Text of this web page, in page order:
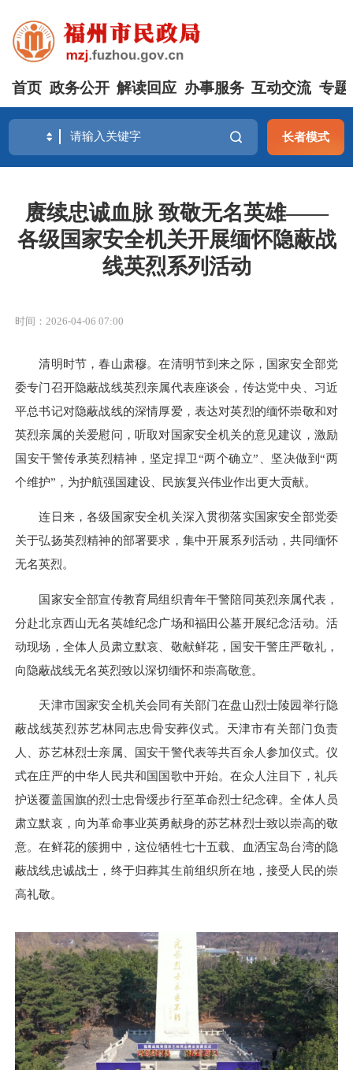
首页 政务公开 解读回应 办事服务 互动交流 专题
长者模式
赓续忠诚血脉 致敬无名英雄——
各级国家安全机关开展缅怀隐蔽战
线英烈系列活动
时间：2026-04-06 07:00
清明时节，春山肃穆。在清明节到来之际，国家安全部党
委专门召开隐蔽战线英烈亲属代表座谈会，传达党中央、习近
平总书记对隐蔽战线的深情厚爱，表达对英烈的缅怀崇敬和对
英烈亲属的关爱慰问，听取对国家安全机关的意见建议，激励
国安干警传承英烈精神，坚定捍卫“两个确立”、坚决做到“两
个维护”，为护航强国建设、民族复兴伟业作出更大贡献。
连日来，各级国家安全机关深入贯彻落实国家安全部党委
关于弘扬英烈精神的部署要求，集中开展系列活动，共同缅怀
无名英烈。
国家安全部宣传教育局组织青年干警陪同英烈亲属代表，
分赴北京西山无名英雄纪念广场和福田公墓开展纪念活动。活
动现场，全体人员肃立默哀、敬献鲜花，国安干警庄严敬礼，
向隐蔽战线无名英烈致以深切缅怀和崇高敬意。
天津市国家安全机关会同有关部门在盘山烈士陵园举行隐
蔽战线英烈苏艺林同志忠骨安葬仪式。天津市有关部门负责
人、苏艺林烈士亲属、国安干警代表等共百余人参加仪式。仪
式在庄严的中华人民共和国国歌中开始。在众人注目下，礼兵
护送覆盖国旗的烈士忠骨缓步行至革命烈士纪念碑。全体人员
肃立默哀，向为革命事业英勇献身的苏艺林烈士致以崇高的敬
意。在鲜花的簇拥中，这位牺牲七十五载、血洒宝岛台湾的隐
蔽战线忠诚战士，终于归葬其生前组织所在地，接受人民的崇
高礼敬。